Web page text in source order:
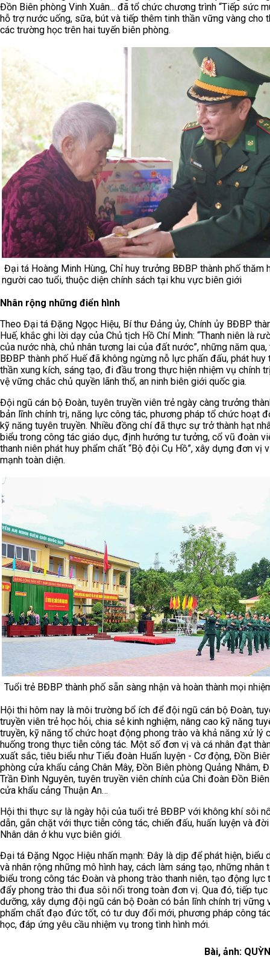
Đồn Biên phòng Vinh Xuân... đã tổ chức chương trình “Tiếp sức
hỗ trợ nước uống, sữa, bút và tiếp thêm tinh thần vững vàng cho
các trường học trên hai tuyến biên phòng.
Đại tá Hoàng Minh Hùng, Chỉ huy trưởng BĐBP thành phố thăm
người cao tuổi, thuộc diện chính sách tại khu vực biên giới
Nhân rộng những điển hình
Theo Đại tá Đặng Ngọc Hiệu, Bí thư Đảng ủy, Chính ủy BĐBP
Huế, khắc ghi lời dạy của Chủ tịch Hồ Chí Minh: “Thanh niên là
của nước nhà, chủ nhân tương lai của đất nước”, những năm
BĐBP thành phố Huế đã không ngừng nỗ lực phấn đấu, phát huy
thần xung kích, sáng tạo, đi đầu trong thực hiện nhiệm vụ chính
vệ vững chắc chủ quyền lãnh thổ, an ninh biên giới quốc gia.
Đội ngũ cán bộ Đoàn, tuyên truyền viên trẻ ngày càng trưởng
bản lĩnh chính trị, năng lực công tác, phương pháp tổ chức hoạt
kỹ năng tuyên truyền. Nhiều đồng chí đã thực sự trở thành hạt
biểu trong công tác giáo dục, định hướng tư tưởng, cổ vũ đoàn
thanh niên phát huy phẩm chất “Bộ đội Cụ Hồ”, xây dựng đơn vị
mạnh toàn diện.
Tuổi trẻ BĐBP thành phố sẵn sàng nhận và hoàn thành mọi
Hội thi hôm nay là môi trường bổ ích để đội ngũ cán bộ Đoàn,
truyền viên trẻ học hỏi, chia sẻ kinh nghiệm, nâng cao kỹ năng
truyền, kỹ năng tổ chức hoạt động phong trào và khả năng xử lý
huống trong thực tiễn công tác. Một số đơn vị và cá nhân đạt
xuất sắc, tiêu biểu như Tiểu đoàn Huấn luyện - Cơ động, Đồn
phòng cửa khẩu cảng Chân Mây, Đồn Biên phòng Quảng Nhâm,
Trần Đình Nguyên, tuyên truyền viên chính của Chi đoàn Đồn
cửa khẩu cảng Thuận An…
Hội thi thực sự là ngày hội của tuổi trẻ BĐBP với không khí sôi
dẫn, gắn chặt với thực tiễn công tác, chiến đấu, huấn luyện và
Nhân dân ở khu vực biên giới.
Đại tá Đặng Ngọc Hiệu nhấn mạnh: Đây là dịp để phát hiện, biểu
và nhân rộng những mô hình hay, cách làm sáng tạo, những nhân
biểu trong công tác Đoàn và phong trào thanh niên, tạo động lực
đẩy phong trào thi đua sôi nổi trong toàn đơn vị. Qua đó, tiếp
dưỡng, xây dựng đội ngũ cán bộ Đoàn có bản lĩnh chính trị vững
phẩm chất đạo đức tốt, có tư duy đổi mới, phương pháp công
học, đáp ứng yêu cầu nhiệm vụ trong tình hình mới.
Bài, ảnh: